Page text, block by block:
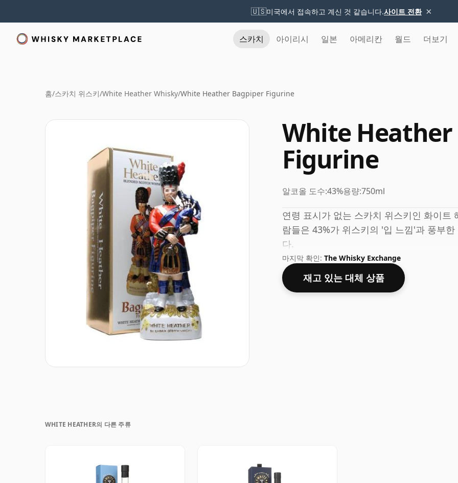
🇺🇸미국에서 접속하고 계신 것 같습니다.사이트 전환 ×
스카치 아이리시 일본 아메리칸 월드 더보기
홈/스카치 위스키/White Heather Whisky/White Heather Bagpiper Figurine
White
Figurine
알코올 도수:43%용량:750ml
연령 표시가 없는 스카치 위스키인 화이
람들은 43%가 위스키의 '입 느낌'과 풍부
다.
마지막 확인: The Whisky Exchange
재고 있는 대체 상품
WHITE HEATHER의 다른 주류